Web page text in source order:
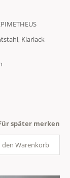
Klarlack
später merken
den Warenkorb